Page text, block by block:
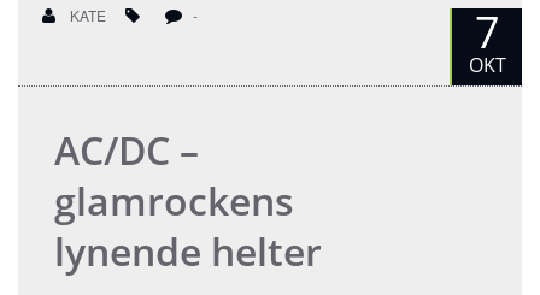
KATE - 7
OKT
AC/DC –
glamrockens
lynende helter